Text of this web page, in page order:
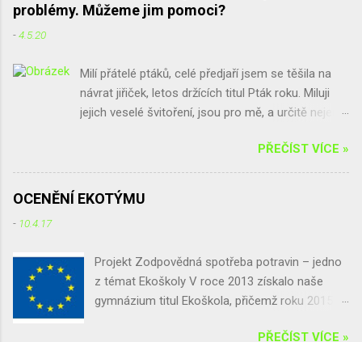
problémy. Můžeme jim pomoci?
-4.5.20
Milí přátelé ptáků, celé předjaří jsem se těšila na
návrat jiřiček, letos držících titul Pták roku. Miluji
jejich veselé švitoření, jsou pro mě, a určitě nejen
Bohužel, ne všude se na jiřičky těší. Někoho trápí
hromádky trusu, které po jiřičkách zůstávají, někdo
se bojí parazitů, a jinde by sice jiřičky chtěli, ale při
všímejte si jich a máte-li s nimi problémy, zkuste je
vyřešit, třeba i s našimi návody. Právě v rámci
kampaně Pták roku 2020 jsme pro vás připravili
PŘEČÍST VÍCE »
OCENĚNÍ EKOTÝMU
- 10.4.17
Projekt Zodpovědná spotřeba potravin – jedno
z témat Ekoškoly V roce 2013 získalo naše
gymnázium titul Ekoškola, přičemž roku 2015
PŘEČÍST VÍCE »